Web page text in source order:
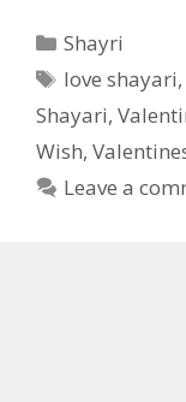
Categories
Shayri
Tags
love shayari,
Shayari,
Wish,
Leave a